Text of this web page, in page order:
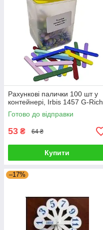
Рахункові палички 100 шт у
контейнері, Irbis 1457 G-Rich
Готово до відправки
53 ₴ 64 ₴
Купити
–17%